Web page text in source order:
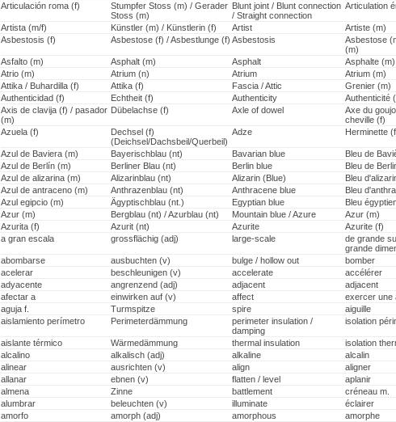
Articulación roma (f)
Stumpfer Stoss (m) / Gerader
Stoss (m)
Blunt joint / Blunt connection
/ Straight connection
Articulation
Artista (m/f) Künstler (m) / Künstlerin (f) Artist Artiste (m)
Asbestosis (f)
Asbestose (f) / Asbestlunge (f) Asbestosis
Asbestose
(m)
Asfalto (m) Asphalt (m) Asphalt Asphalte (m)
Atrio (m)
Atrium (n) Atrium Atrium (m)
Attika / Buhardilla (f)
Attika (f) Fascia / Attic Grenier (m)
Authenticidad (f)
Echtheit (f) Authenticity Authenticité
Axis de clavija (f) / pasador
(m)
Dübelachse (f) Axle of dowel
Axe du
cheville (f)
Azuela (f)
Dechsel (f)
(Deichsel/Dachsbeil/Querbeil)
Adze Herminette
Azul de Baviera (m) Bayerischblau (nt) Bavarian blue Bleu de
Azul de Berlín (m)
Berliner Blau (nt) Berlin blue Bleu de
Azul de alizarina (m)
Alizarinblau (nt) Alizarin (Blue) Bleu
Azul de antraceno (m)
Anthrazenblau (nt) Anthracene blue Bleu
Azul egipcio (m)
Ägyptischblau (nt.) Egyptian blue Bleu
Azur (m)
Bergblau (nt) / Azurblau (nt) Mountain blue / Azure Azur (m)
Azurita (f)
Azurit (nt) Azurite Azurite (f)
a gran escala
grossflächig (adj) large-scale
de grande
grande
abombarse ausbuchten (v) bulge / hollow out bomber
acelerar
beschleunigen (v) accelerate accélérer
adyacente
angrenzend (adj) adjacent adjacent
afectar a
einwirken auf (v) affect exercer une
aguja f.
Turmspitze spire
aiguille
aislamiento perímetro
Perimeterdämmung
perimeter insulation /
damping
isolation
aislante térmico Wärmedämmung thermal insulation isolation
alcalino
alkalisch (adj) alkaline alcalin
alinear
ausrichten (v) align aligner
allanar
ebnen (v) flatten / level aplanir
almena
Zinne battlement créneau m.
alumbrar
beleuchten (v) illuminate éclairer
amorfo
amorph (adj) amorphous amorphe